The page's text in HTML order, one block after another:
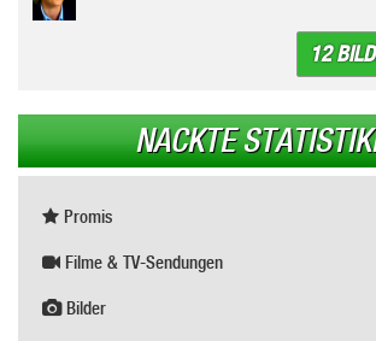
12
NACKTE
Promis
Filme & TV-Sendungen
Bilder